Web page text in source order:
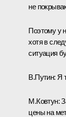
не
Поэтому у
хотя в
ситуация
В.Путин: Я
М.Ковтун:
цены на